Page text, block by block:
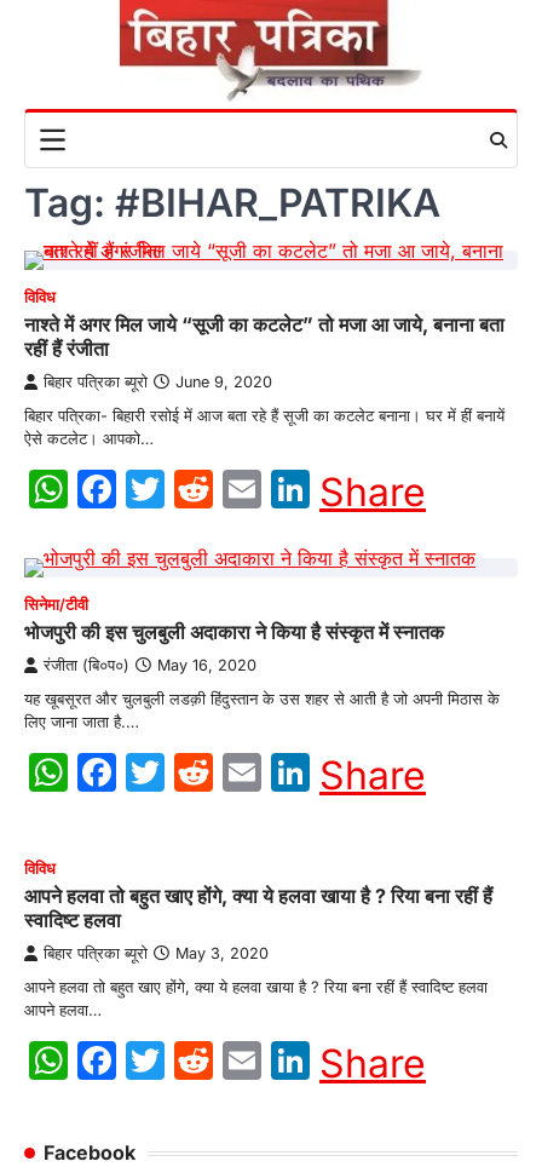
Tag: #BIHAR_PATRIKA
विविध
नाश्ते में अगर मिल जाये “सूजी का कटलेट” तो मजा आ जाये, बनाना बता
रहीं हैं रंजीता
बिहार पत्रिका ब्यूरो June 9, 2020
बिहार पत्रिका- बिहारी रसोई में आज बता रहे हैं सूजी का कटलेट बनाना। घर में हीं बनायें
ऐसे कटलेट। आपको…
WhatsApp
Facebook
Twitter
Reddit
EmailLinkedIn
Share
सिनेमा/टीवी
भोजपुरी की इस चुलबुली अदाकारा ने किया है संस्कृत में स्नातक
रंजीता (बि०प०) May 16, 2020
यह खूबसूरत और चुलबुली लडक़ी हिंदुस्तान के उस शहर से आती है जो अपनी मिठास के
लिए जाना जाता है.…
WhatsApp
Facebook
Twitter
Reddit
EmailLinkedIn
Share
विविध
आपने हलवा तो बहुत खाए होंगे, क्या ये हलवा खाया है ? रिया बना रहीं हैं
स्वादिष्ट हलवा
बिहार पत्रिका ब्यूरो May 3, 2020
आपने हलवा तो बहुत खाए होंगे, क्या ये हलवा खाया है ? रिया बना रहीं हैं स्वादिष्ट हलवा
आपने हलवा…
WhatsApp
Facebook
Twitter
Reddit
EmailLinkedIn
Share
Facebook